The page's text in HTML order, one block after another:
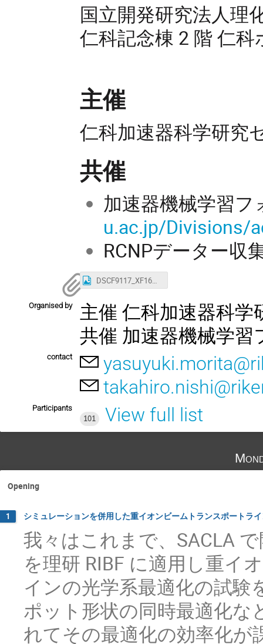
国立開発研究法人理
仁科記念棟 2 階 仁科
主催
仁科加速器科学研究
共催
加速器機械学習フ
u.ac.jp/Divisions/
RCNPデーター収
DSCF9117_XF16mmF1.4_R_WR_2023Nov27_2.jpg
Organised by
主催 仁科加速器科学
共催 加速器機械学習
contact
Participants
101
View full list
Opening
1 シミュレーションを併用した重イオンビームトランスポートラ
我々はこれまで、SACLA
を理研 RIBF に適用し重イ
インの光学系最適化の試
ポット形状の同時最適化な
れてその最適化の効率化